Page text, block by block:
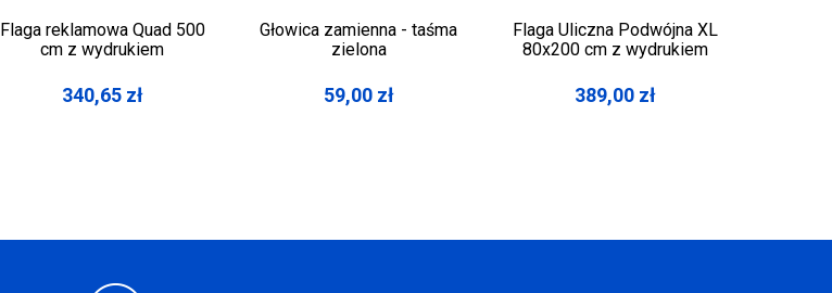
Flaga reklamowa Quad 500
cm z wydrukiem
340,65 zł
Głowica zamienna - taśma
zielona
59,00 zł
Flaga Uliczna Podwójna XL
80x200 cm z wydrukiem
389,00 zł